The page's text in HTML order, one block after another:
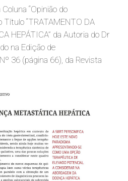
“Opinião do
Título “TRATAMENTO DA
HEPÁTICA” da Autoria do Dr
na Edição de
36 (página 66), da Revista